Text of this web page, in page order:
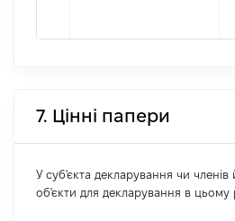
7. Цінні папери
У суб'єкта декларування чи членів
об'єкти для декларування в цьому